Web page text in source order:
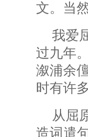
文。当
我爱
过九年
溆浦余
时有许
从屈
造词遣